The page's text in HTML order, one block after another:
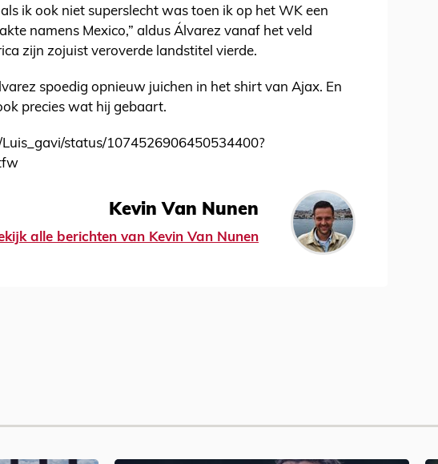
ik ook niet superslecht was toen ik op het WK een
namens Mexico,” aldus Álvarez vanaf het veld
zijn zojuist veroverde landstitel vierde.
spoedig opnieuw juichen in het shirt van Ajax. En
precies wat hij gebaart.
status/1074526906450534400?
Kevin Van Nunen
alle berichten van Kevin Van Nunen